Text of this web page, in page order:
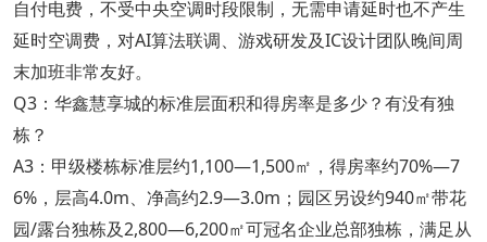
自付电费，不受中央空调时段限制，无需申请延时也不产生
延时空调费，对AI算法联调、游戏研发及IC设计团队晚间周
末加班非常友好。
Q3：华鑫慧享城的标准层面积和得房率是多少？有没有独
栋？
A3：甲级楼栋标准层约1,100—1,500㎡，得房率约70%—7
6%，层高4.0m、净高约2.9—3.0m；园区另设约940㎡带花
园/露台独栋及2,800—6,200㎡可冠名企业总部独栋，满足从